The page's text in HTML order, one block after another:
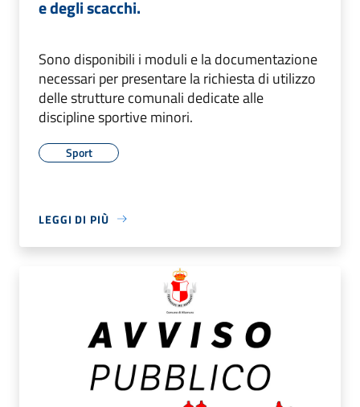
e degli scacchi.
Sono disponibili i moduli e la documentazione
necessari per presentare la richiesta di utilizzo
delle strutture comunali dedicate alle
discipline sportive minori.
Sport
LEGGI DI PIÙ